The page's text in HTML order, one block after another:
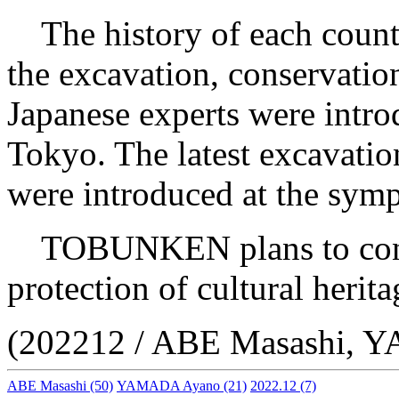
The history of each
the excavation,
Japanese experts were
Tokyo. The latest
were introduced at the
TOBUNKEN plans to
protection of cultural
(202212 / ABE Masashi,
ABE Masashi (50) YAMADA Ayano (21) 2022.12 (7)